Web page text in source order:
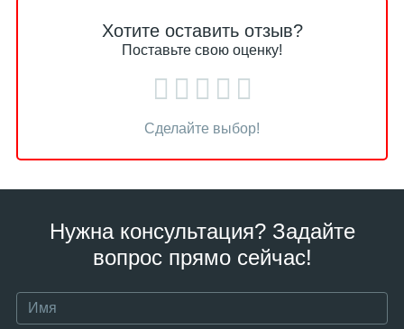
Хотите оставить отзыв?
Поставьте свою оценку!
Сделайте выбор!
Нужна консультация? Задайте
вопрос прямо сейчас!